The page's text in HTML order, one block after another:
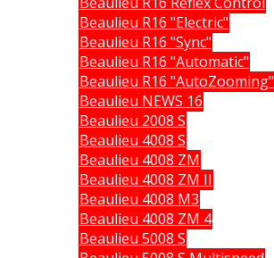
Beaulieu R16 "Electric"
Beaulieu R16 "Sync"
Beaulieu R16 "Automatic"
Beaulieu R16 "AutoZooming"
Beaulieu NEWS 16
Beaulieu 2008 S
Beaulieu 4008 S
Beaulieu 4008 ZM
Beaulieu 4008 ZM II
Beaulieu 4008 M3
Beaulieu 4008 ZM 4
Beaulieu 5008 S